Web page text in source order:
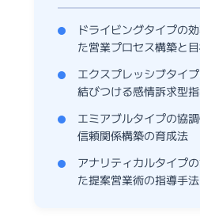
ドライビングタイプの
た営業プロセス構築と
エクスプレッシブタイ
結びつける感情訴求型
エミアブルタイプの協
信頼関係構築の育成法
アナリティカルタイプ
た提案営業術の指導手法